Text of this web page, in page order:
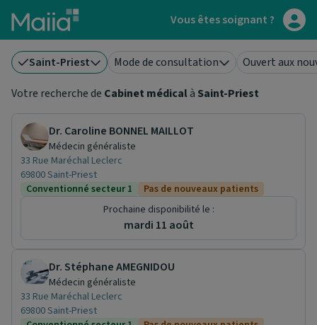
Aller au contenu principal Vous êtes soignant ?
Saint-Priest Mode de consultation
Ouvert aux
Votre recherche de Cabinet médicalà Saint-Priest
Dr. Caroline BONNEL MAILLOT
Médecin généraliste
33 Rue Maréchal Leclerc
69800 Saint-Priest
Conventionné secteur 1
Pas de nouveaux patients
Prochaine disponibilité le :
mardi 11 août
Dr. Stéphane AMEGNIDOU
Médecin généraliste
33 Rue Maréchal Leclerc
69800 Saint-Priest